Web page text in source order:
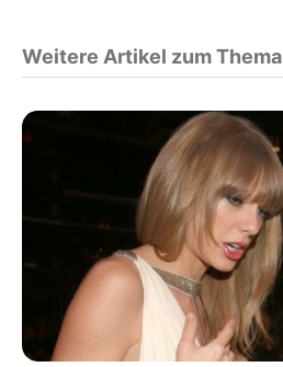
Weitere Artikel zum Thema